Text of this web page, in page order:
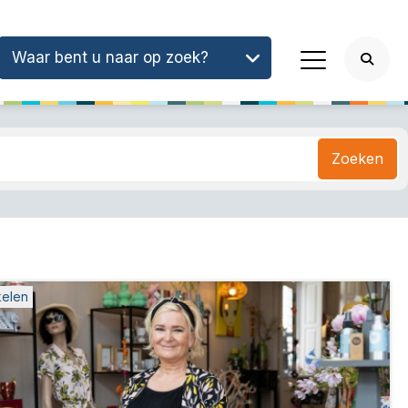
Waar bent u naar op zoek?
Zoeken